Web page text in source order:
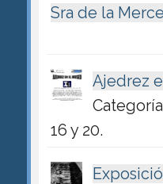
Sra de la
Ajedrez
16 y 20.